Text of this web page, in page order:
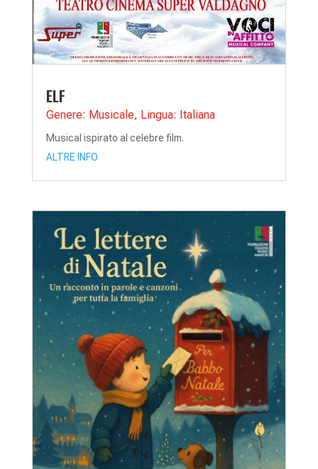
ELF
Genere: Musicale, Lingua: Italiana
Musical ispirato al celebre film.
ALTRE INFO